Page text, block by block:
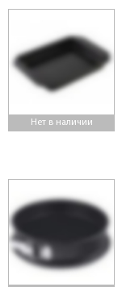
Нет в наличии